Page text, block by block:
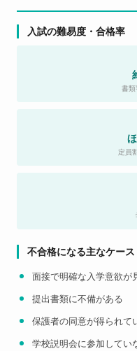
入試の難易度・合格率
書類
定員
不合格になる主なケース
面接で明確な入学意欲が
提出書類に不備がある
保護者の同意が得られて
学校説明会に参加してい